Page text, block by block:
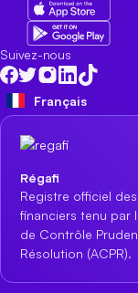
Suivez-nous
Français
Régafi
Registre officiel
financiers tenu par
de Contrôle
Résolution (ACPR).